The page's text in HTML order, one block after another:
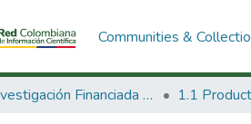
Communities &
1. Investigación Financiada con Recursos Públicos